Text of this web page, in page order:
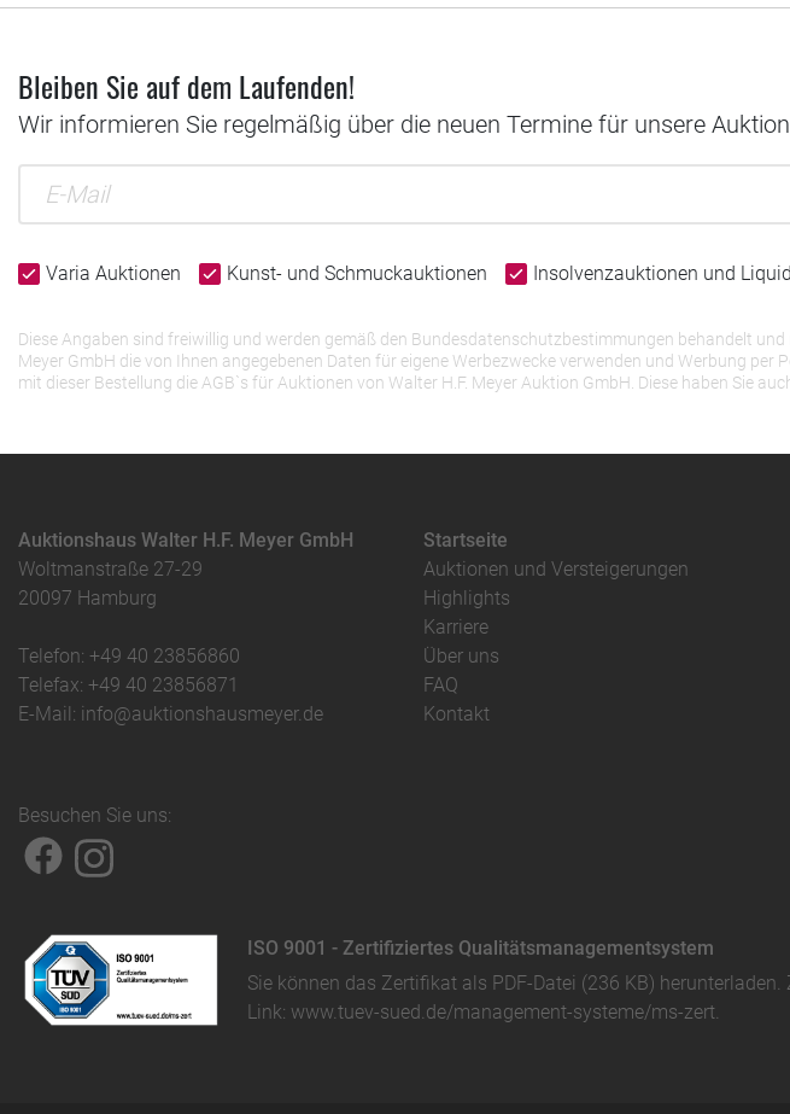
Bleiben Sie auf dem Laufenden!
Wir informieren Sie regelmäßig über die neuen Termine für unsere
Varia Auktionen Kunst- und Schmuckauktionen Insolvenzauktionen und
Diese Angaben sind freiwillig und werden gemäß den Bundesdatenschutzbestimmungen behandelt
Meyer GmbH die von Ihnen angegebenen Daten für eigene Werbezwecke verwenden und Werbung
mit dieser Bestellung die AGB`s für Auktionen von Walter H.F. Meyer Auktion GmbH. Diese haben Sie
Auktionshaus Walter H.F. Meyer GmbH
Woltmanstraße 27-29
20097 Hamburg
Telefon: +49 40 23856860
Telefax: +49 40 23856871
E-Mail: info@auktionshausmeyer.de
Startseite
Auktionen und Versteigerungen
Highlights
Karriere
Über uns
FAQ
Kontakt
Besuchen Sie uns:
ISO 9001 - Zertifiziertes Qualitätsmanagementsystem
Sie können das Zertifikat als PDF-Datei (236 KB) herunterladen.
Link: www.tuev-sued.de/management-systeme/ms-zert